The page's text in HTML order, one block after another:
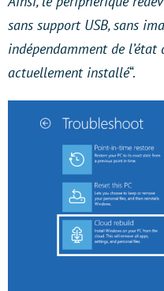
sans support USB, sans
indépendamment de
actuellement installé“.